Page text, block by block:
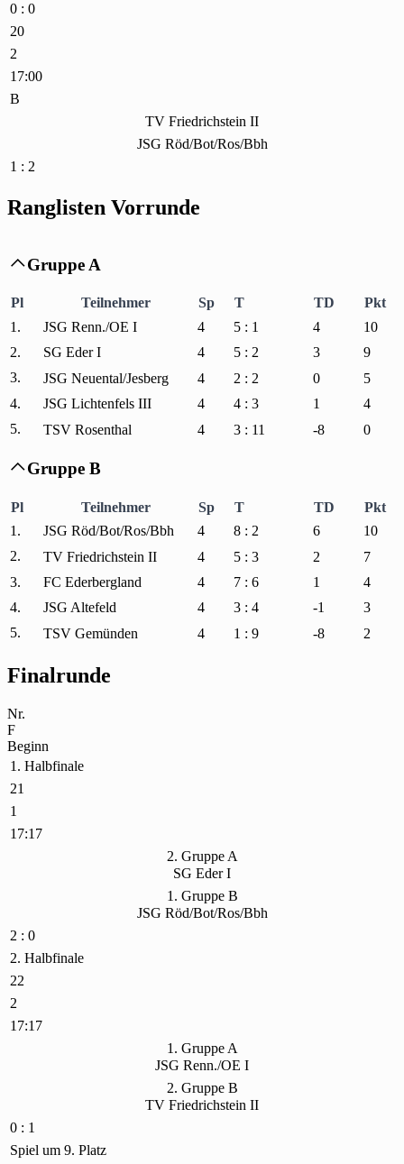
0 : 0
20
2
17:00
B
TV Friedrichstein II
JSG Röd/Bot/Ros/Bbh
1 : 2
Ranglisten Vorrunde
 Gruppe A
Pl Teilnehmer Sp T TD
Pkt
1.
JSG Renn./OE I 4 5 : 1 4
10
2.
SG Eder I 4 5 : 2 3
9
3.
JSG Neuental/Jesberg 4 2 : 2 0
5
4.
JSG Lichtenfels III 4 4 : 3 1
4
5.
TSV Rosenthal 4 3 : 11 -8 0
 Gruppe B
Pl Teilnehmer Sp T TD
Pkt
1.
JSG Röd/Bot/Ros/Bbh 4 8 : 2 6
10
2.
TV Friedrichstein II 4 5 : 3 2
7
3.
FC Ederbergland 4 7 : 6 1
4
4.
JSG Altefeld 4 3 : 4 -1
3
5.
TSV Gemünden 4 1 : 9 -8 2
Finalrunde
Nr.
F
Beginn
1. Halbfinale
21
1
17:17
2. Gruppe A
SG Eder I
1. Gruppe B
JSG Röd/Bot/Ros/Bbh
2 : 0
2. Halbfinale
22
2
17:17
1. Gruppe A
JSG Renn./OE I
2. Gruppe B
TV Friedrichstein II
0 : 1
Spiel um 9. Platz